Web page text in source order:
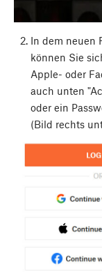
In dem neuen
können Sie
Apple- oder
auch unten
oder ein
(Bild rechts